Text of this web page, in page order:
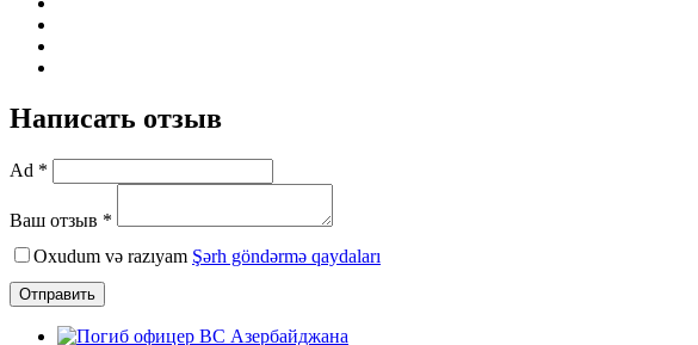
Написать отзыв
Ad *
Ваш отзыв *
Oxudum və razıyam Şərh göndərmə qaydaları
Отправить